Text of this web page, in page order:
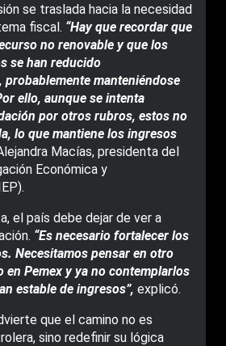
se traslada hacia la necesidad
fiscal. “Hay que recordar que
no renovable y que los
se han reducido
manteniéndose
ello, aunque se intenta
por otros rubros, estos no
lo que mantiene los ingresos
Macías, presidenta del
Económica y
el país debe dejar de ver a
“Es necesario fortalecer los
Necesitamos pensar en otro
en Pemex y ya no contemplarlos
estable de ingresos”, explicó.
que el camino no es
sino redefinir su lógica